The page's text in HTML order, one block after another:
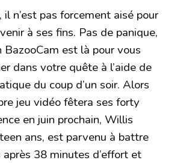
il n’est pas forcement aisé pour
à ses fins. Pas de panique,
BazooCam est là pour vous
dans votre quête à l’aide de
du coup d’un soir. Alors
jeu vidéo fêtera ses forty
en juin prochain, Willis
ans, est parvenu à battre
après 38 minutes d’effort et